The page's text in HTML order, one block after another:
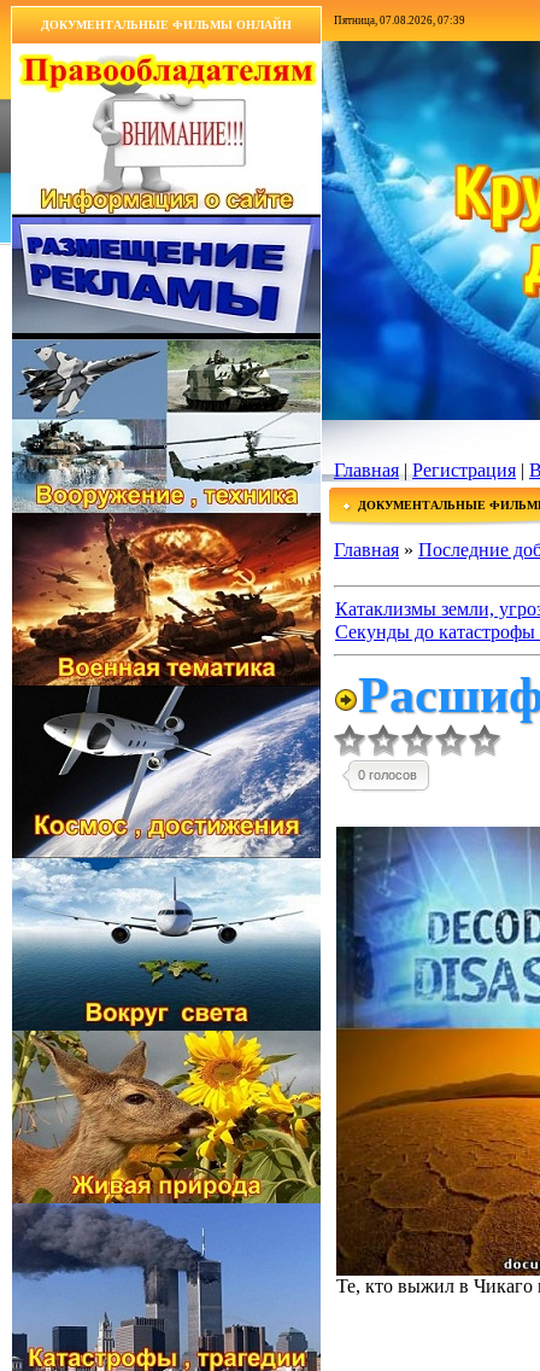
ДОКУМЕНТАЛЬНЫЕ ФИЛЬМЫ ОНЛАЙН Пятница, 07.08.2026, 07:39
Главная|Регистрация |
ДОКУМЕНТАЛЬНЫЕ
Главная » Последние
Катаклизмы земли,
Секунды до катастрофы
0 голосов
Те, кто выжил в Чикаго